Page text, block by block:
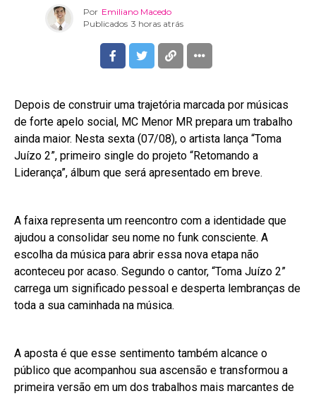
Por Emiliano Macedo
Publicados 3 horas atrás
Depois de construir uma trajetória marcada por músicas
de forte apelo social, MC Menor MR prepara um trabalho
ainda maior. Nesta sexta (07/08), o artista lança “Toma
Juízo 2”, primeiro single do projeto “Retomando a
Liderança”, álbum que será apresentado em breve.
A faixa representa um reencontro com a identidade que
ajudou a consolidar seu nome no funk consciente. A
escolha da música para abrir essa nova etapa não
aconteceu por acaso. Segundo o cantor, “Toma Juízo 2”
carrega um significado pessoal e desperta lembranças de
toda a sua caminhada na música.
A aposta é que esse sentimento também alcance o
público que acompanhou sua ascensão e transformou a
primeira versão em um dos trabalhos mais marcantes de